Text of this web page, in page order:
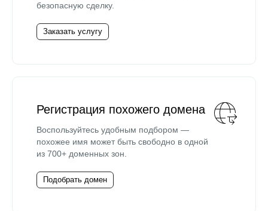
безопасную сделку.
Заказать услугу
Регистрация похожего домена
Воспользуйтесь удобным подбором —
похожее имя может быть свободно в одной
из 700+ доменных зон.
Подобрать домен